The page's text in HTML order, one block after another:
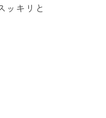
ッキリと